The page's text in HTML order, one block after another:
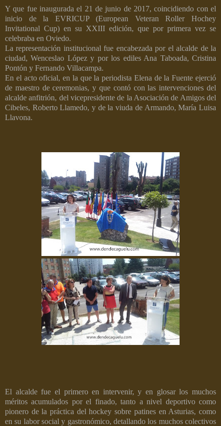
Y que fue inaugurada el 21 de junio de 2017, coincidiendo con el
inicio de la EVRICUP (European Veteran Roller Hochey
Invitational Cup) en su XXIII edición, que por primera vez se
celebraba en Oviedo.
La representación institucional fue encabezada por el alcalde de la
ciudad, Wenceslao López y por los ediles Ana Taboada, Cristina
Pontón y Fernando Villacampa.
En el acto oficial, en la que la periodista Elena de la Fuente ejerció
de maestro de ceremonias, y que contó con las intervenciones del
alcalde anfitrión, del vicepresidente de la Asociación de Amigos del
Cibeles, Roberto Llamedo, y de la viuda de Armando, María Luisa
Llavona.
El alcalde fue el primero en intervenir, y en glosar los muchos
méritos acumulados por el finado, tanto a nivel deportivo como
pionero de la práctica del hockey sobre patines en Asturias, como
en su labor social y gastronómico, detallando los muchos colectivos